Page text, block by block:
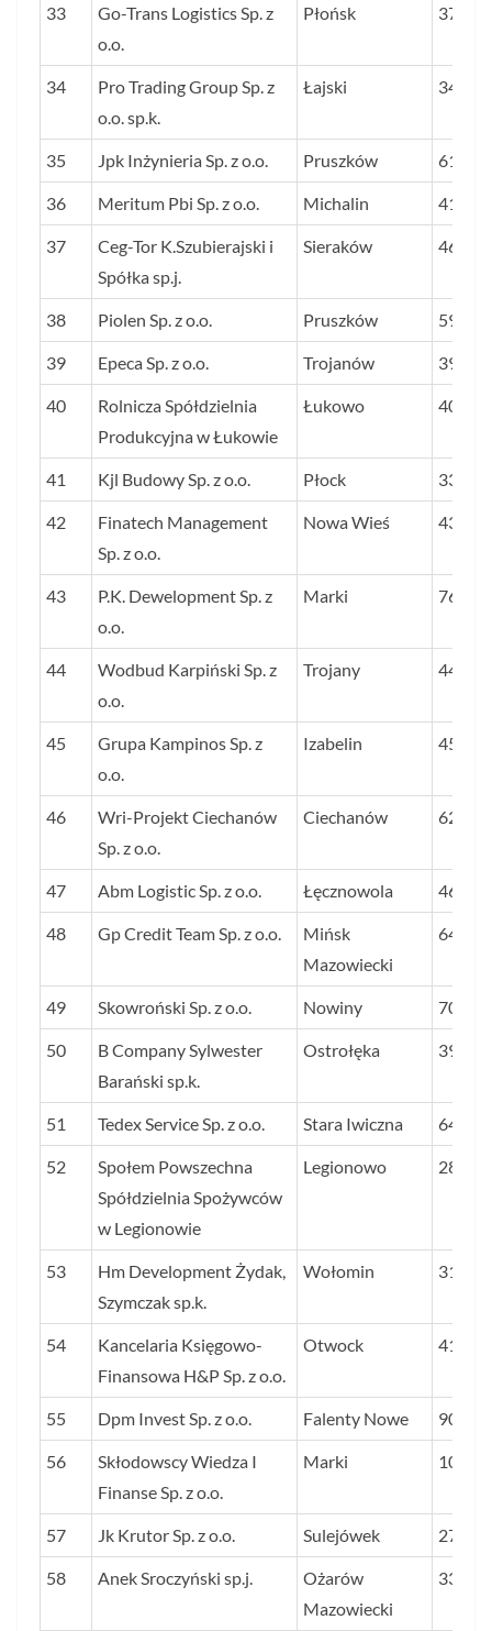
33
Go-Trans Logistics Sp. z
o.o.
Płońsk 37
34
Pro Trading Group Sp. z
o.o. sp.k.
Łajski 34
35 Jpk Inżynieria Sp. z o.o. Pruszków 61
36 Meritum Pbi Sp. z o.o. Michalin 41
37
Ceg-Tor K.Szubierajski i
Spółka sp.j.
Sieraków 46
38 Piolen Sp. z o.o. Pruszków 59
39 Epeca Sp. z o.o. Trojanów 39
40
Rolnicza Spółdzielnia
Produkcyjna w Łukowie
Łukowo 40
41 Kjl Budowy Sp. z o.o. Płock 33
42
Finatech Management
Sp. z o.o.
Nowa Wieś 43
43
P.K. Dewelopment Sp. z
o.o.
Marki 76
44
Wodbud Karpiński Sp. z
o.o.
Trojany 44
45
Grupa Kampinos Sp. z
o.o.
Izabelin 45
46
Wri-Projekt Ciechanów
Sp. z o.o.
Ciechanów 62
47 Abm Logistic Sp. z o.o. Łęcznowola 46
48 Gp Credit Team Sp. z o.o.
Mińsk
Mazowiecki
64
49 Skowroński Sp. z o.o. Nowiny 70
50
B Company Sylwester
Barański sp.k.
Ostrołęka 39
51 Tedex Service Sp. z o.o. Stara Iwiczna 64
52
Społem Powszechna
Spółdzielnia Spożywców
w Legionowie
Legionowo 28
53
Hm Development Żydak,
Szymczak sp.k.
Wołomin 31
54
Kancelaria Księgowo-
Finansowa H&P Sp. z o.o.
Otwock 41
55 Dpm Invest Sp. z o.o. Falenty Nowe 90
56
Skłodowscy Wiedza I
Finanse Sp. z o.o.
Marki 107
57 Jk Krutor Sp. z o.o. Sulejówek 27
58 Anek Sroczyński sp.j.
Ożarów
Mazowiecki
33